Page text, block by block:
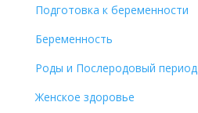
Подготовка к беременности
Беременность
Роды и Послеродовый период
Женское здоровье